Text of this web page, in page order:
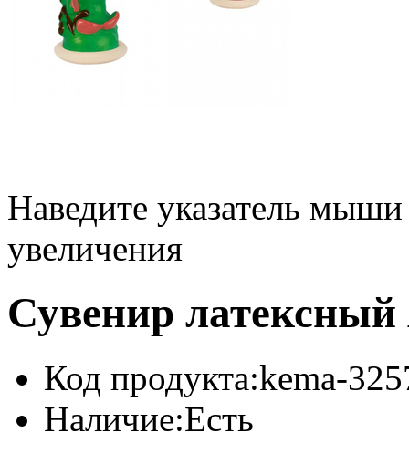
Наведите указатель
увеличения
Сувенир
Код продукта:kema-
Наличие:Есть